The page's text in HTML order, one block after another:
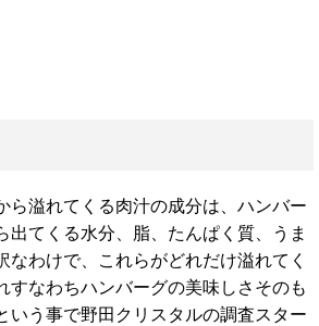
ら溢れてくる肉汁の成分は、ハンバー
出てくる水分、脂、たんぱく質、うま
なわけで、これらがどれだけ溢れてく
すなわちハンバーグの美味しさそのも
いう事で野田クリスタルの調査スター